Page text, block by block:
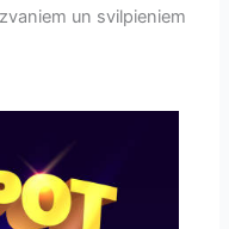
un svilpieniem